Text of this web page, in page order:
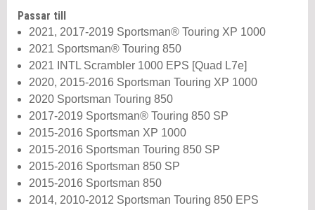
Passar till
2021, 2017-2019 Sportsman® Touring XP 1000
2021 Sportsman® Touring 850
2021 INTL Scrambler 1000 EPS [Quad L7e]
2020, 2015-2016 Sportsman Touring XP 1000
2020 Sportsman Touring 850
2017-2019 Sportsman® Touring 850 SP
2015-2016 Sportsman XP 1000
2015-2016 Sportsman Touring 850 SP
2015-2016 Sportsman 850 SP
2015-2016 Sportsman 850
2014, 2010-2012 Sportsman Touring 850 EPS